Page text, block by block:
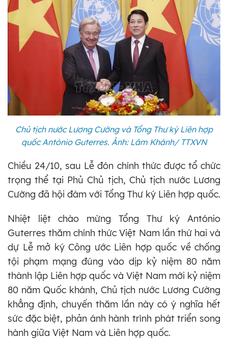
Chủ tịch nước Lương Cường và Tổng Thư ký Liên hợp
quốc António Guterres. Ảnh: Lâm Khánh/ TTXVN
Chiều 24/10, sau Lễ đón chính thức được tổ chức
trọng thể tại Phủ Chủ tịch, Chủ tịch nước Lương
Cường đã hội đàm với Tổng Thư ký Liên hợp quốc.
Nhiệt liệt chào mừng Tổng Thư ký António
Guterres thăm chính thức Việt Nam lần thứ hai và
dự Lễ mở ký Công ước Liên hợp quốc về chống
tội phạm mạng đúng vào dịp kỷ niệm 80 năm
thành lập Liên hợp quốc và Việt Nam mới kỷ niệm
80 năm Quốc khánh, Chủ tịch nước Lương Cường
khẳng định, chuyến thăm lần này có ý nghĩa hết
sức đặc biệt, phản ánh hành trình phát triển song
hành giữa Việt Nam và Liên hợp quốc.